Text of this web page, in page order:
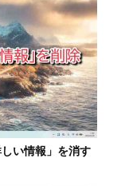
い情報」を消す